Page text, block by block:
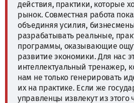
действия, практики, которые
рынок. Совместная работа
объединяя усилия,
разрабатывать реальные,
программы, оказывающие
развитие экономики. Для нас
интеллектуальный тренажер,
нам не только генерировать
их на практике. Если же
управленцы извлекут из этого